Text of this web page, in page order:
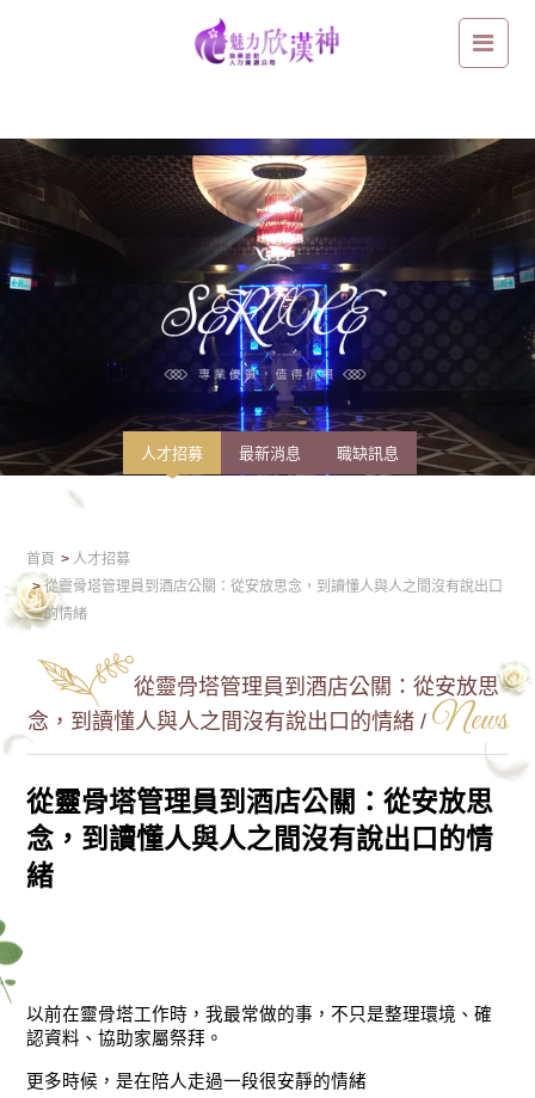
人才招募 最新消息 職缺訊息
首頁
人才招募
從靈骨塔管理員到酒店公關：從安放思念，到讀懂人與人之間沒有說出口
的情緒
從靈骨塔管理員到酒店公關：從安放思
念，到讀懂人與人之間沒有說出口的情緒 / News
從靈骨塔管理員到酒店公關：從安放思
念，到讀懂人與人之間沒有說出口的情
緒
以前在靈骨塔工作時，我最常做的事，不只是整理環境、確
認資料、協助家屬祭拜。
更多時候，是在陪人走過一段很安靜的情緒